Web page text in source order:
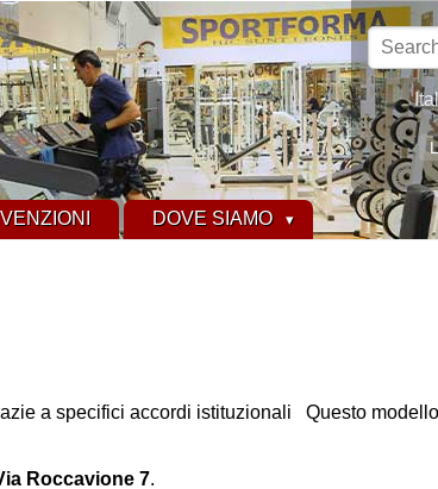
Search
DOVE SIAMO
a specifici accordi istituzionali Questo
Roccavione 7.